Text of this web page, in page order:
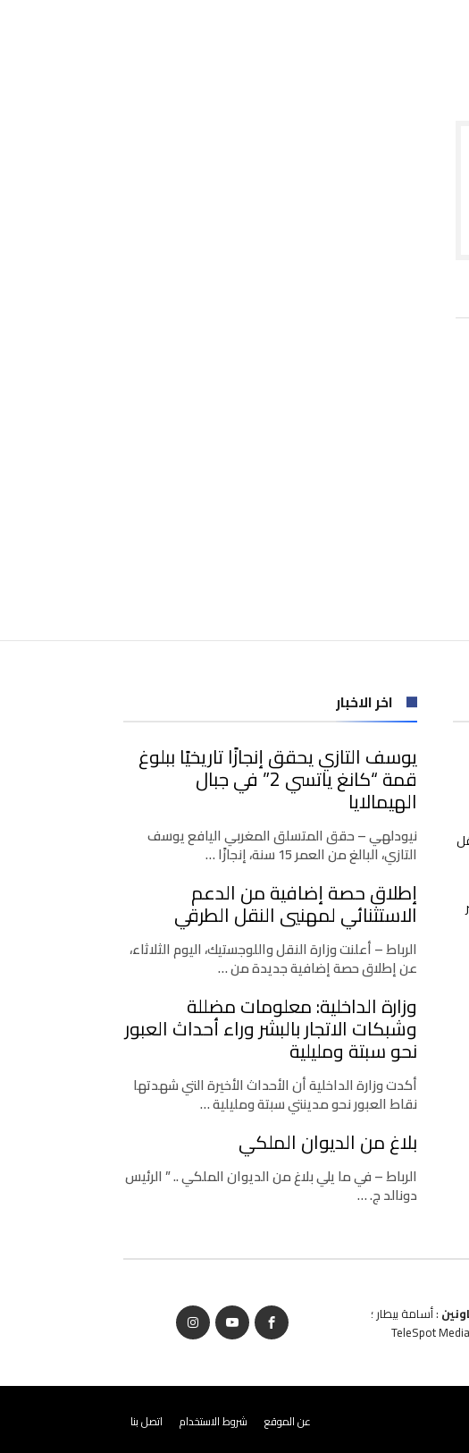
اخر الاخبار
يوسف التازي يحقق إنجازًا تاريخيًا ببلوغ
قمة “كانغ ياتسي 2” في جبال
الهيمالايا
نيودلهي – حقق المتسلق المغربي اليافع يوسف
التازي، البالغ من العمر 15 سنة، إنجازًا …
إطلاق حصة إضافية من الدعم
الاستثنائي لمهنيي النقل الطرقي
الرباط – أعلنت وزارة النقل واللوجستيك، اليوم الثلاثاء،
عن إطلاق حصة إضافية جديدة من …
وزارة الداخلية: معلومات مضللة
وشبكات الاتجار بالبشر وراء أحداث العبور
نحو سبتة ومليلية
أكدت وزارة الداخلية أن الأحداث الأخيرة التي شهدتها
نقاط العبور نحو مدينتي سبتة ومليلية …
بلاغ من الديوان الملكي
الرباط – في ما يلي بلاغ من الديوان الملكي .. ” الرئيس
دونالد ج. …
: أسامة بيطار ؛
TeleSpot Media
عن الموقع شروط الاستخدام اتصل بنا